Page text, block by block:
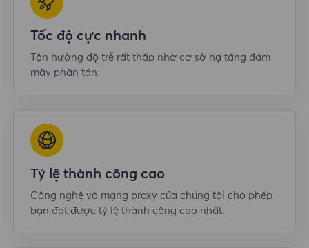
Tốc độ cực nhanh
Tận hưởng độ trễ rất thấp nhờ cơ sở hạ tầng đám
mây phân tán.
Tỷ lệ thành công cao
Công nghệ và mạng proxy của chúng tôi cho phép
bạn đạt được tỷ lệ thành công cao nhất.